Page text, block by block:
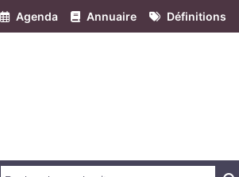
Agenda Annuaire Définitions